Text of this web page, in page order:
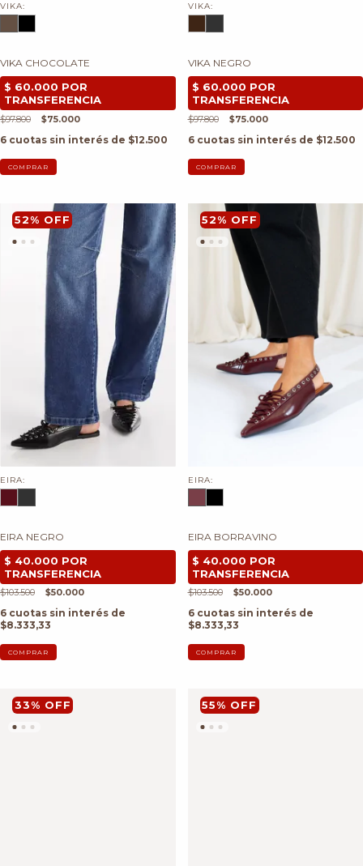
VIKA:
VIKA CHOCOLATE
$97.800 $75.000
6 cuotas sin interés de $12.500
COMPRAR
VIKA:
VIKA NEGRO
$97.800 $75.000
6 cuotas sin interés de $12.500
COMPRAR
52% OFF
EIRA:
EIRA NEGRO
$103.500 $50.000
6 cuotas sin interés de
$8.333,33
COMPRAR
52% OFF
EIRA:
EIRA BORRAVINO
$103.500 $50.000
6 cuotas sin interés de
$8.333,33
COMPRAR
33% OFF 55% OFF